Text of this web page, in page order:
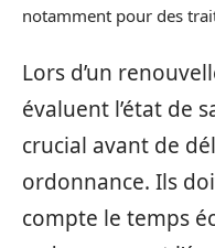
notamment pour des
Lors d’un
évaluent l’état de
crucial avant de
ordonnance. Ils
compte le temps